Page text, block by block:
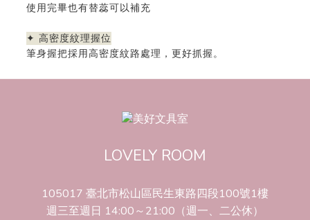
使用完畢也有替蕊可以補充
✦ 高密度紋理握位
筆身握把採用高密度紋路處理，更好抓握。
LOVELY ROOM
105017 臺北市松山區民生東路四段100號1樓
週三至週日 14:00～21:00（週一、二公休）